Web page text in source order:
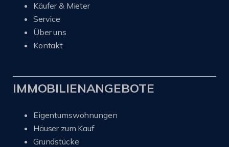
Käufer & Mieter
Service
Über uns
Kontakt
IMMOBILIENANGEBOTE
Eigentumswohnungen
Häuser zum Kauf
Grundstücke